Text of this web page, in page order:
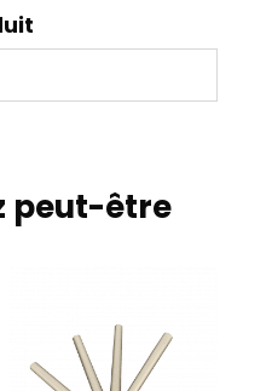
peut-être